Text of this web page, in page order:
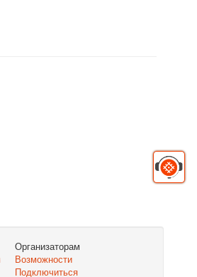
Организаторам
Возможности
Подключиться